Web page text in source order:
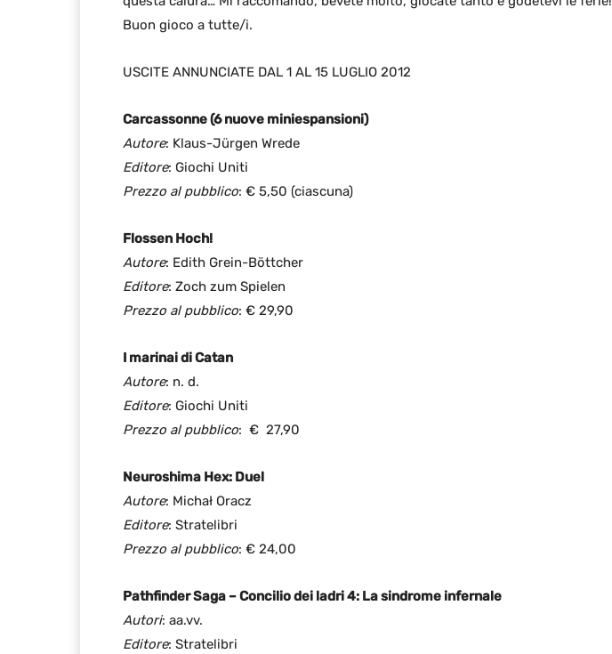
Buon gioco a tutte/i.
USCITE ANNUNCIATE DAL 1 AL 15 LUGLIO 2012
Carcassonne (6 nuove miniespansioni)
Autore: Klaus-Jürgen Wrede
Editore: Giochi Uniti
Prezzo al pubblico: € 5,50 (ciascuna)
Flossen Hoch!
Autore: Edith Grein-Böttcher
Editore: Zoch zum Spielen
Prezzo al pubblico: € 29,90
I marinai di Catan
Autore: n. d.
Editore: Giochi Uniti
Prezzo al pubblico: € 27,90
Neuroshima Hex: Duel
Autore: Michał Oracz
Editore: Stratelibri
Prezzo al pubblico: € 24,00
Pathfinder Saga – Concilio dei ladri 4: La sindrome infernale
Autori: aa.vv.
Editore: Stratelibri